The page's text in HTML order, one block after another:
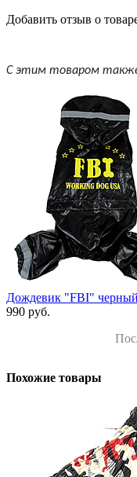
Добавить отзыв о
С этим товаром
Дождевик "FBI" черный
990 руб.
Похожие товары